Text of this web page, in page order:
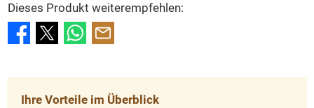
Dieses Produkt weiterempfehlen:
Ihre Vorteile im Überblick